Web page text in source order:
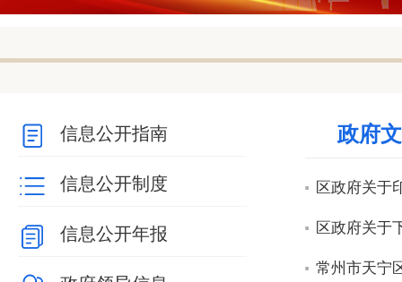
信息公开指南
信息公开制度
信息公开年报
政府
区政府关于
区政府关于
常州市天宁